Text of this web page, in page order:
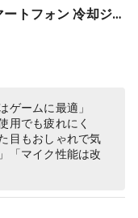
トフォン 冷却ジェ
正規代理店保証品】
R3M
ゲームに最適」
用でも疲れにく
目もおしゃれで気
「マイク性能は改